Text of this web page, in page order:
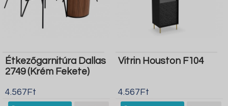
Étkezőgarnitúra Dallas
2749 (Krém Fekete)
4.567Ft
Vitrin Houston F104
4.567Ft